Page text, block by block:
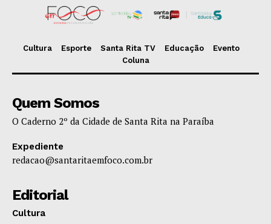
Cultura Esporte Santa Rita TV Educação
Evento
Coluna
Quem Somos
O Caderno 2º da Cidade de Santa Rita na Paraíba
Expediente
redacao@santaritaemfoco.com.br
Editorial
Cultura